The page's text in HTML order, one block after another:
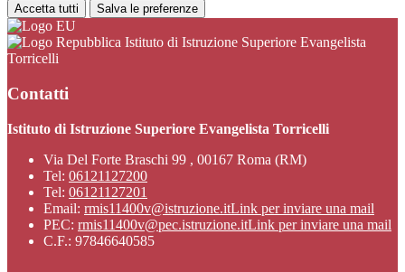
Accetta tutti Salva le preferenze
Istituto di Istruzione Superiore Evangelista
Torricelli
Contatti
Istituto di Istruzione Superiore Evangelista Torricelli
Via Del Forte Braschi 99 , 00167 Roma (RM)
Tel: 06121127200
Tel: 06121127201
Email: rmis11400v@istruzione.itLink per inviare una mail
PEC: rmis11400v@pec.istruzione.itLink per inviare una mail
C.F.: 97846640585